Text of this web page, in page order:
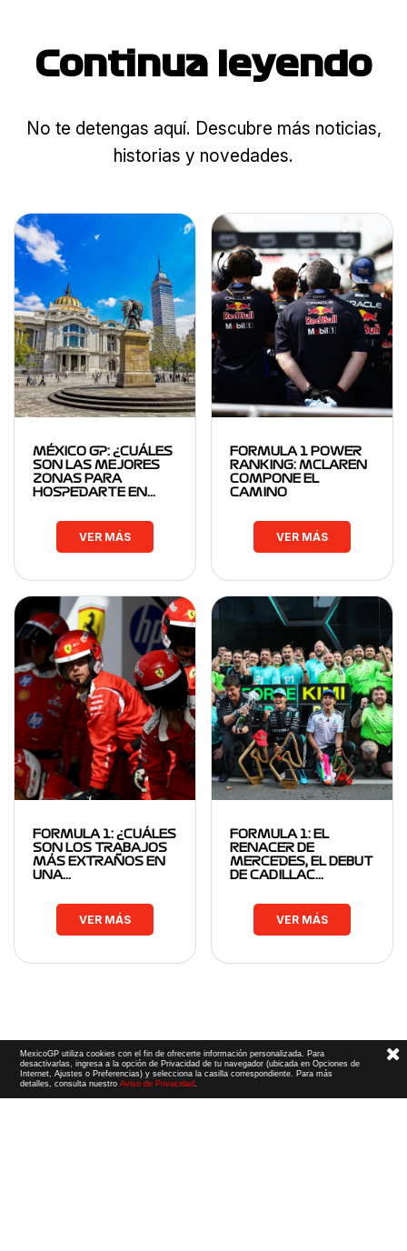
Continua leyendo
No te detengas aquí. Descubre más noticias,
historias y novedades.
MÉXICO GP: ¿CUÁLES
SON LAS MEJORES
ZONAS PARA
HOSPEDARTE EN…
VER MÁS
FORMULA 1 POWER
RANKING: MCLAREN
COMPONE EL
CAMINO
VER MÁS
FORMULA 1: ¿CUÁLES
SON LOS TRABAJOS
MÁS EXTRAÑOS EN
UNA…
VER MÁS
FORMULA 1: EL
RENACER DE
MERCEDES, EL DEBUT
DE CADILLAC…
VER MÁS
MexicoGP utiliza cookies con el fin de ofrecerte información personalizada. Para
desactivarlas, ingresa a la opción de Privacidad de tu navegador (ubicada en Opciones de
Internet, Ajustes o Preferencias) y selecciona la casilla correspondiente. Para más
detalles, consulta nuestroAviso de Privacidad.